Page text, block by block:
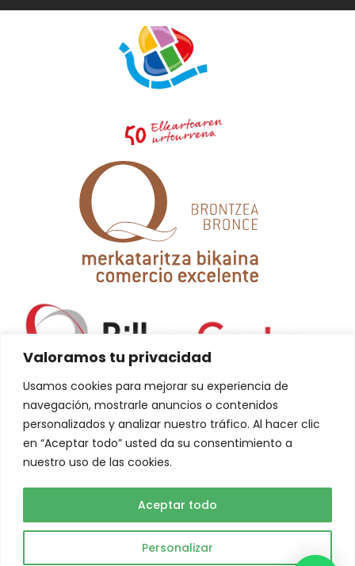
Valoramos tu privacidad
Usamos cookies para mejorar su experiencia de
navegación, mostrarle anuncios o contenidos
personalizados y analizar nuestro tráfico. Al hacer clic
en “Aceptar todo” usted da su consentimiento a
nuestro uso de las cookies.
Personalizar
Aceptar todo
NextGeneration EU
Abuelo Actual © 2023. Todos los derechos reservados.